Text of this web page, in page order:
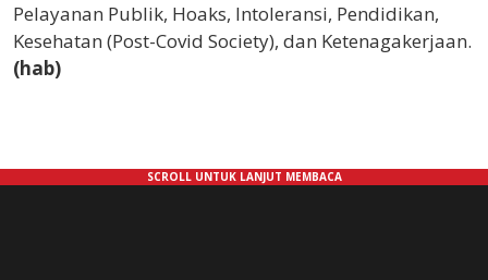
Pelayanan Publik, Hoaks, Intoleransi, Pendidikan,
Kesehatan (Post-Covid Society), dan Ketenagakerjaan.
(hab)